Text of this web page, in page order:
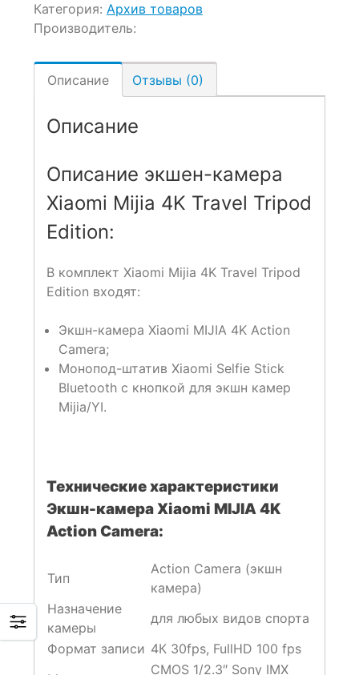
Категория: Архив товаров
Производитель:
Описание Отзывы (0)
Описание
Описание экшен-камера
Xiaomi Mijia 4K Travel Tripod
Edition:
В комплект Xiaomi Mijia 4K Travel Tripod
Edition входят:
Экшн-камера Xiaomi MIJIA 4K Action
Camera;
Монопод-штатив Xiaomi Selfie Stick
Bluetooth с кнопкой для экшн камер
Mijia/YI.
Технические характеристики
Экшн-камера Xiaomi MIJIA 4K
Action Camera:
Тип
Action Camera (экшн
камера)
Назначение
камеры
для любых видов спорта
Формат записи 4К 30fps, FullHD 100 fps
CMOS 1/2.3″ Sony IMX